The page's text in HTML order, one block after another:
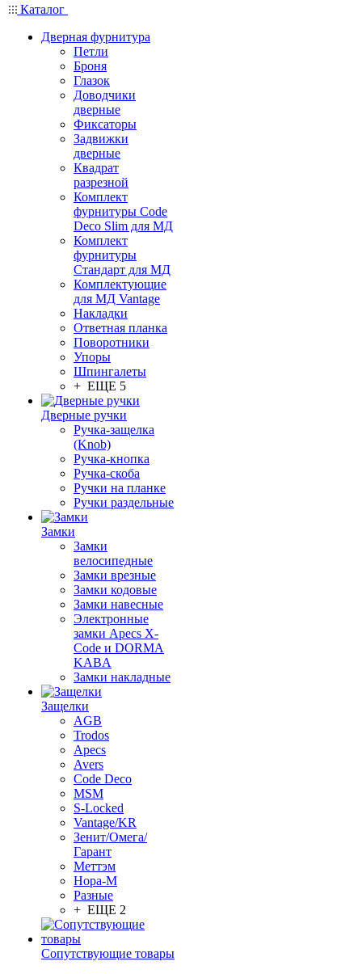
Каталог
Дверная фурнитура
Петли
Броня
Глазок
Доводчики
дверные
Фиксаторы
Задвижки
дверные
Квадрат
разрезной
Комплект
фурнитуры Code
Deco Slim для МД
Комплект
фурнитуры
Стандарт для МД
Комплектующие
для МД Vantage
Накладки
Ответная планка
Поворотники
Упоры
Шпингалеты
+ ЕЩЕ 5
Дверные ручки
Ручка-защелка
(Knob)
Ручка-кнопка
Ручка-скоба
Ручки на планке
Ручки раздельные
Замки
Замки
велосипедные
Замки врезные
Замки кодовые
Замки навесные
Электронные
замки Apecs X-
Code и DORMA
KABA
Замки накладные
Защелки
AGB
Trodos
Apecs
Avers
Code Deco
MSM
S-Locked
Vantage/KR
Зенит/Омега/
Гарант
Меттэм
Нора-М
Разные
+ ЕЩЕ 2
Сопутствующие товары